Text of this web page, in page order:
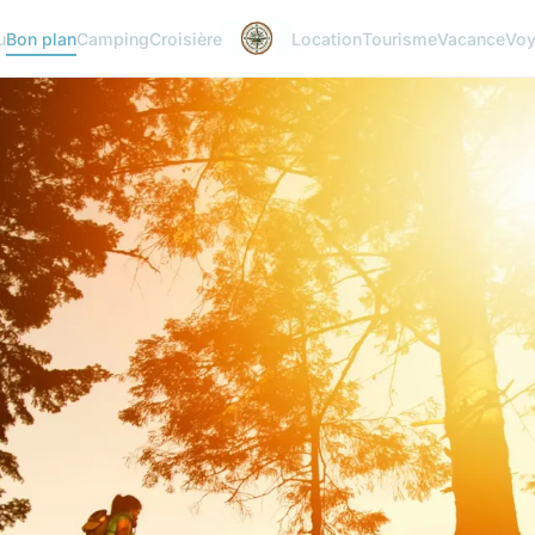
Bon planCampingCroisière LocationTourismeVacance